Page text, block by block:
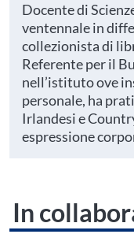
Docente di
ventennale in
collezionista di
Referente per il
nell’istituto ove
personale, ha
Irlandesi e
espressione
In